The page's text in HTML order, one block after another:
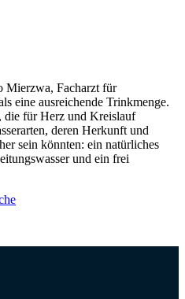
Mierzwa, Facharzt für
eine ausreichende Trinkmenge.
die für Herz und Kreislauf
deren Herkunft und
sein könnten: ein natürliches
und ein frei